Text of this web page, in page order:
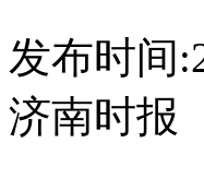
发布时间
济南时报